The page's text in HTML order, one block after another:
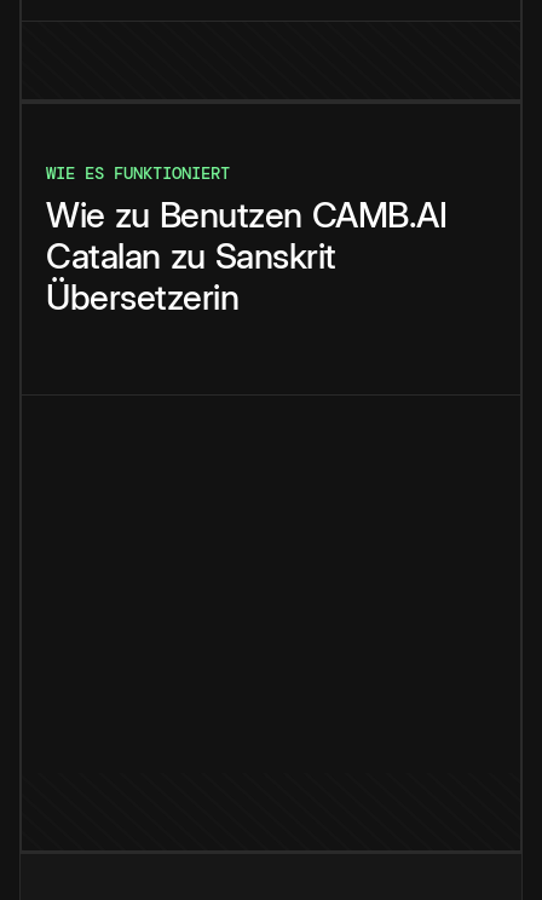
WIE ES FUNKTIONIERT
Wie zu Benutzen CAMB.AI
Catalan zu Sanskrit
Übersetzerin